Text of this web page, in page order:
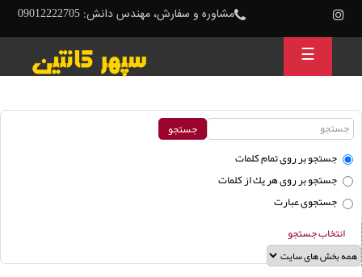
مشاوره و سفارش، مهندس دانش: 09012222705
☰
جستجو بر روی تمام كلمات
جستجو بر روی هر يك از كلمات
جستجوی عبارت
انتخاب جستجو